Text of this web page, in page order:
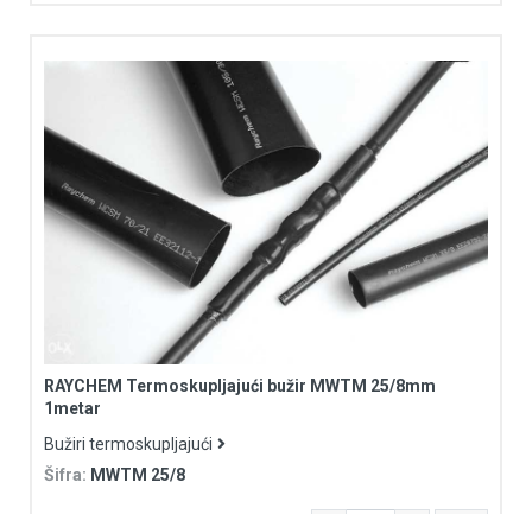
RAYCHEM Termoskupljajući bužir MWTM 25/8mm
1metar
Bužiri termoskupljajući
Šifra: MWTM 25/8